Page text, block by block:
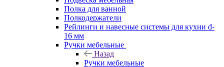
Полка для ванной
Полкодержатели
Рейлинги и навесные системы для кухни d-
16 мм
Ручки мебельные
Назад
Ручки мебельные